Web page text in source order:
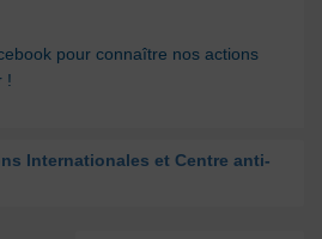
pour connaître nos actions
!
Internationales et Centre anti-